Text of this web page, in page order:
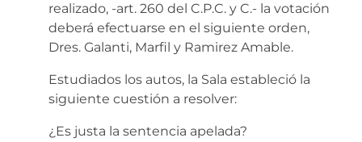
realizado, -art. 260 del C.P.C. y C.- la votación
deberá efectuarse en el siguiente orden,
Dres. Galanti, Marfil y Ramirez Amable.
Estudiados los autos, la Sala estableció la
siguiente cuestión a resolver:
¿Es justa la sentencia apelada?